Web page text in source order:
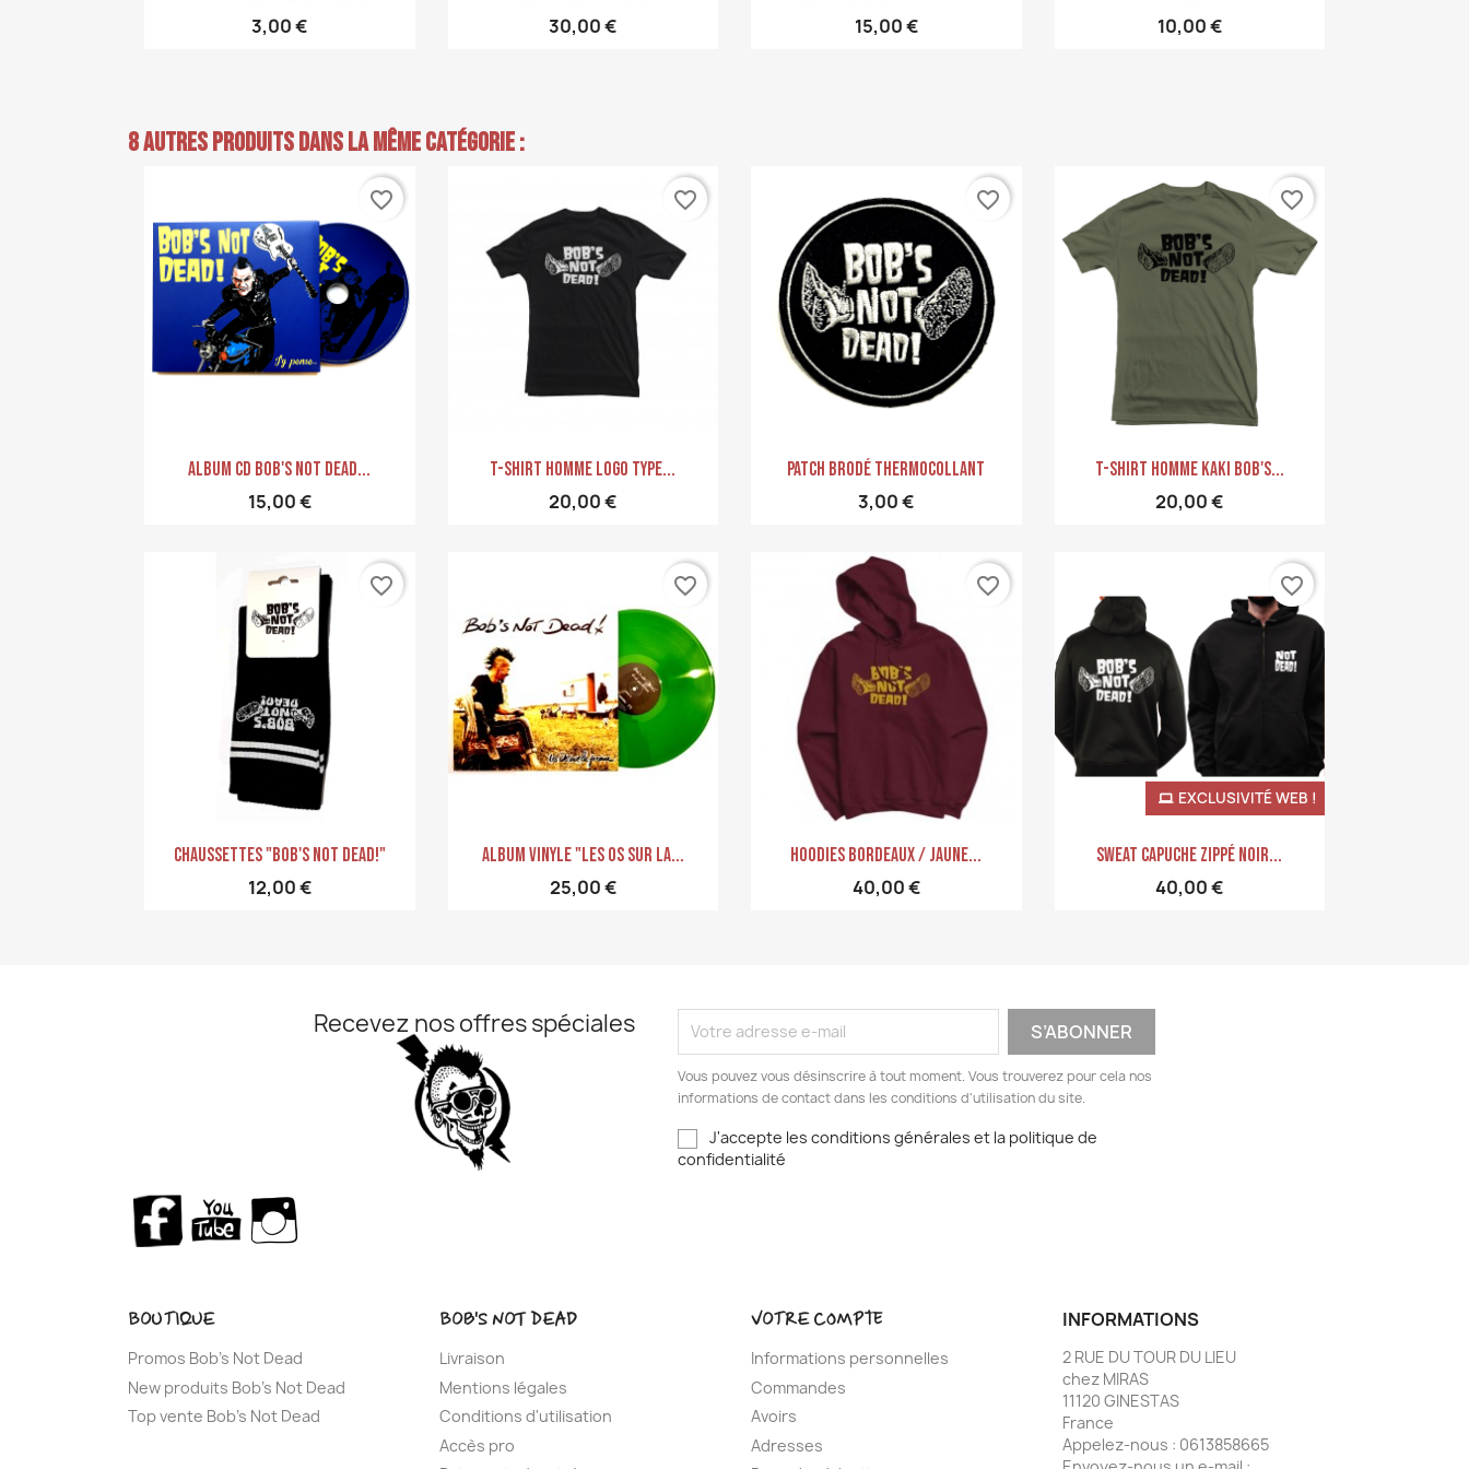
3,00 € 30,00 € 15,00 € 10,00 €
8 autres produits dans la même catégorie :
 Aperçu rapide
Album CD Bob's Not Dead...
15,00 €
favorite_border
Aperçu rapide
T-Shirt Homme Logo Type...
20,00 €
favorite_border
Aperçu rapide
PATCH Brodé Thermocollant
3,00 €
favorite_border
Aperçu rapide
T-Shirt Homme Kaki Bob's...
20,00 €
favorite_border
Aperçu rapide
Chaussettes "Bob's NoT Dead!"
12,00 €
favorite_border
Aperçu rapide
Album Vinyle "Les Os Sur La...
25,00 €
favorite_border
Aperçu rapide
Hoodies Bordeaux / Jaune...
40,00 €
favorite_border
 Aperçu rapide
Sweat Capuche Zippé Noir...
40,00 €
EXCLUSIVITÉ WEB !
favorite_border
Recevez nos offres spéciales
Vous pouvez vous désinscrire à tout moment. Vous trouverez pour cela nos
informations de contact dans les conditions d'utilisation du site.
J'accepte les conditions générales et la politique de
confidentialité
FacebookYouTube
BOUTIQUE
Promos Bob's Not Dead
New produits Bob's Not Dead
Top vente Bob's Not Dead
BOB'S NOT DEAD
Livraison
Mentions légales
Conditions d'utilisation
Accès pro
VOTRE COMPTE
Informations personnelles
Commandes
Avoirs
Adresses
INFORMATIONS
2 RUE DU TOUR DU LIEU
chez MIRAS
11120 GINESTAS
France
Appelez-nous : 0613858665